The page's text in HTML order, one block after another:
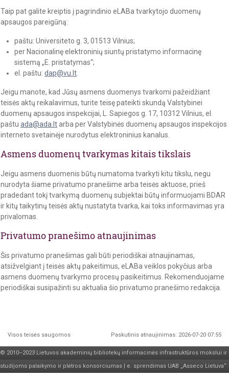
Taip pat galite kreiptis į pagrindinio eLABa tvarkytojo duomenų
apsaugos pareigūną:
paštu: Universiteto g. 3, 01513 Vilnius;
per Nacionalinę elektroninių siuntų pristatymo informacinę
sistemą „E. pristatymas“;
el. paštu: dap@vu.lt
Jeigu manote, kad Jūsų asmens duomenys tvarkomi pažeidžiant
teisės aktų reikalavimus, turite teisę pateikti skundą Valstybinei
duomenų apsaugos inspekcijai, L. Sapiegos g. 17, 10312 Vilnius, el.
paštu ada@ada.ltarba per Valstybinės duomenų apsaugos inspekcijos
interneto svetainėje nurodytus elektroninius kanalus.
Asmens duomenų tvarkymas kitais tikslais
Jeigu asmens duomenis būtų numatoma tvarkyti kitu tikslu, negu
nurodyta šiame privatumo pranešime arba teisės aktuose, prieš
pradedant tokį tvarkymą duomenų subjektai būtų informuojami BDAR
ir kitų taikytinų teisės aktų nustatyta tvarka, kai toks informavimas yra
privalomas.
Privatumo pranešimo atnaujinimas
Šis privatumo pranešimas gali būti periodiškai atnaujinamas,
atsižvelgiant į teisės aktų pakeitimus, eLABa veiklos pokyčius arba
asmens duomenų tvarkymo procesų pasikeitimus. Rekomenduojame
periodiškai susipažinti su aktualia šio privatumo pranešimo redakcija.
Visos teisės saugomos Paskutinis atnaujinimas: 2026-07-20 07:55
© 2010–2023 Lietuvos akademinių bibliotekų informacinės infrastruktūros mokslui ir
studijoms palaikymo ir plėtros konsorciumas | e. sprendimas UAB „Asseco Lietuva“